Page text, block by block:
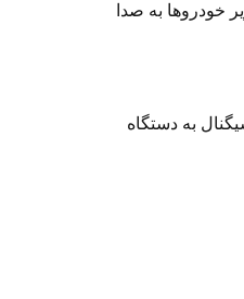
خودروها به صدا
به دستگاه